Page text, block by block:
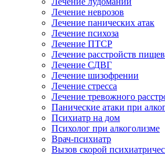
Лечение неврозов
Лечение панических атак
Лечение психоза
Лечение ПТСР
Лечение расстройств
Лечение СДВГ
Лечение шизофрении
Лечение стресса
Лечение тревожного
Панические атаки при
Психиатр на дом
Психолог при алкоголизме
Врач-психиатр
Вызов скорой